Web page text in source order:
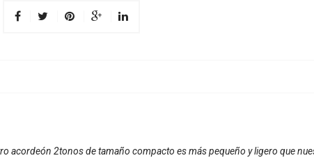
acordeón 2tonos de tamaño compacto es más pequeño y ligero que